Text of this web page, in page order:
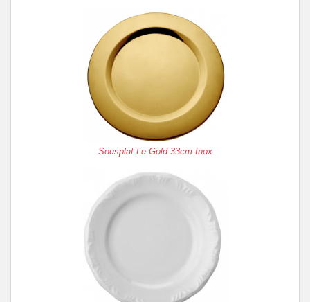
Sousplat Le Gold 33cm Inox